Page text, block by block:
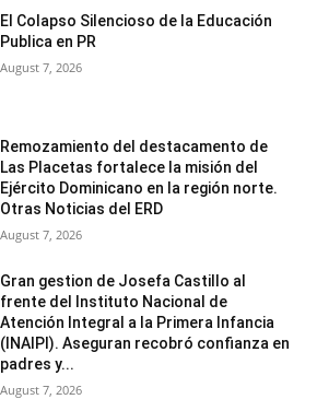
El Colapso Silencioso de la Educación
Publica en PR
August 7, 2026
Remozamiento del destacamento de
Las Placetas fortalece la misión del
Ejército Dominicano en la región norte.
Otras Noticias del ERD
August 7, 2026
Gran gestion de Josefa Castillo al
frente del Instituto Nacional de
Atención Integral a la Primera Infancia
(INAIPI). Aseguran recobró confianza en
padres y...
August 7, 2026